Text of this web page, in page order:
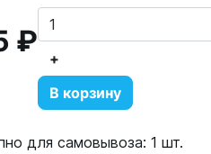
₽
+
В корзину
для самовывоза: 1 шт.